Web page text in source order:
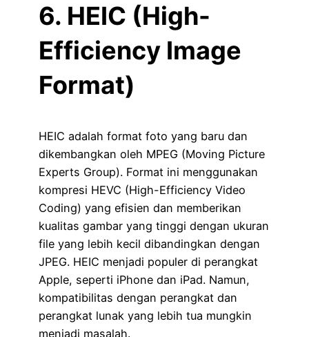
6. HEIC (High-
Efficiency Image
Format)
HEIC adalah format foto yang baru dan
dikembangkan oleh MPEG (Moving Picture
Experts Group). Format ini menggunakan
kompresi HEVC (High-Efficiency Video
Coding) yang efisien dan memberikan
kualitas gambar yang tinggi dengan ukuran
file yang lebih kecil dibandingkan dengan
JPEG. HEIC menjadi populer di perangkat
Apple, seperti iPhone dan iPad. Namun,
kompatibilitas dengan perangkat dan
perangkat lunak yang lebih tua mungkin
menjadi masalah.